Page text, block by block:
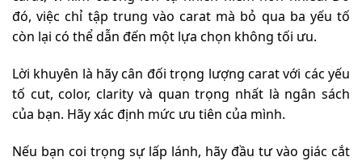
đó, việc chỉ tập trung vào carat mà bỏ qua ba yếu tố
còn lại có thể dẫn đến một lựa chọn không tối ưu.
Lời khuyên là hãy cân đối trọng lượng carat với các yếu
tố cut, color, clarity và quan trọng nhất là ngân sách
của bạn. Hãy xác định mức ưu tiên của mình.
Nếu bạn coi trọng sự lấp lánh, hãy đầu tư vào giác cắt